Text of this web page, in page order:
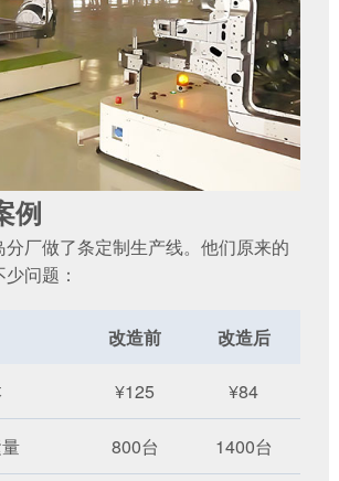
例
厂做了条定制生产线。他们原来的
问题：
改造前 改造后
¥125 ¥84
800台 1400台